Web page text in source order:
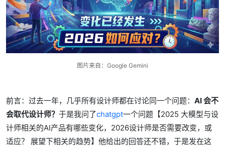
图片来自：Google Gemini
前言：过去一年，几乎所有设计师都在讨论同一个问题： AI 会不
会取代设计师？ 于是我问了chatgpt一个问题【2025 大模型与设
计师相关的AI产品有哪些变化，2026设计师是否需要改变，或
适应？ 展望下相关的趋势】他给出的回答还不错，于是发在这